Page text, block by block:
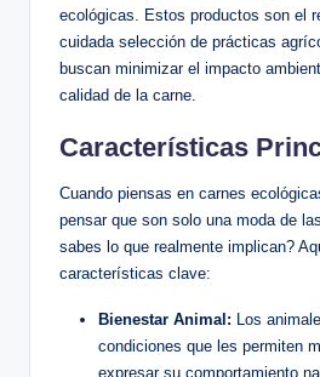
ecológicas. Estos productos son el
cuidada selección de prácticas
buscan minimizar el impacto
calidad de la carne.
Características
Cuando piensas en carnes
pensar que son solo una moda de
sabes lo que realmente implican?
características clave:
Bienestar Animal: Los
condiciones que les permiten
expresar su comportamiento